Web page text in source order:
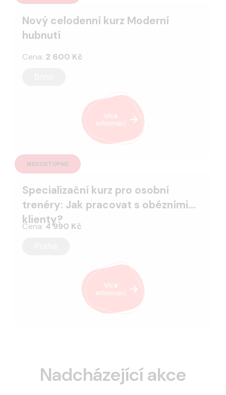
Nový celodenní kurz Moderní
hubnutí
Cena: 2 600 Kč
Více
informací
NEDOSTUPNÉ
Specializační kurz pro osobní
trenéry: Jak pracovat s obézními
klienty?
Cena:4 990 Kč
Více
informací
Nadcházející akce